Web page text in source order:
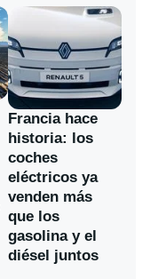
Francia hace
historia: los
coches
eléctricos ya
venden más
que los
gasolina y el
diésel juntos